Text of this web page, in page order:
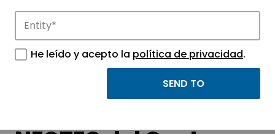
and its science and technology parks.
Presentación del
He leído y acepto la política de privacidad.